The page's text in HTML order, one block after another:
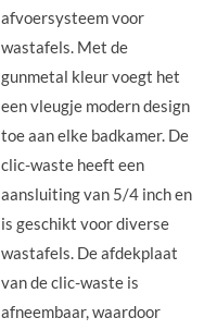
afvoersysteem voor
wastafels. Met de
gunmetal kleur voegt het
een vleugje modern design
toe aan elke badkamer. De
clic-waste heeft een
aansluiting van 5/4 inch en
is geschikt voor diverse
wastafels. De afdekplaat
van de clic-waste is
afneembaar, waardoor